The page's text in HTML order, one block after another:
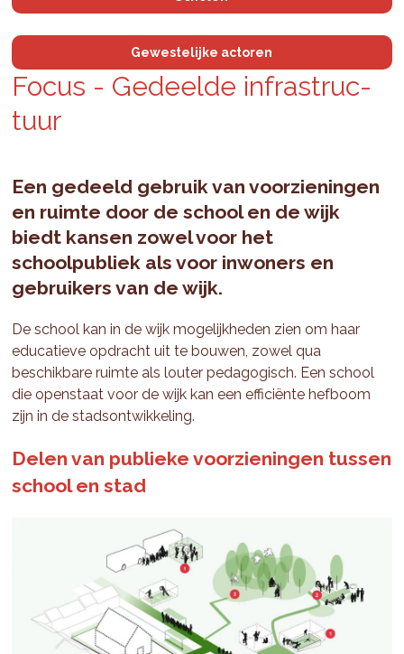
Gewestelijke actoren
Focus - Ge­deel­de in­fra­struc­
tuur
Een gedeeld gebruik van voorzieningen
en ruimte door de school en de wijk
biedt kansen zowel voor het
schoolpubliek als voor inwoners en
gebruikers van de wijk.
De school kan in de wijk mogelijkheden zien om haar
educatieve opdracht uit te bouwen, zowel qua
beschikbare ruimte als louter pedagogisch. Een school
die openstaat voor de wijk kan een efficiënte hefboom
zijn in de stadsontwikkeling.
Delen van publieke voorzieningen tussen
school en stad